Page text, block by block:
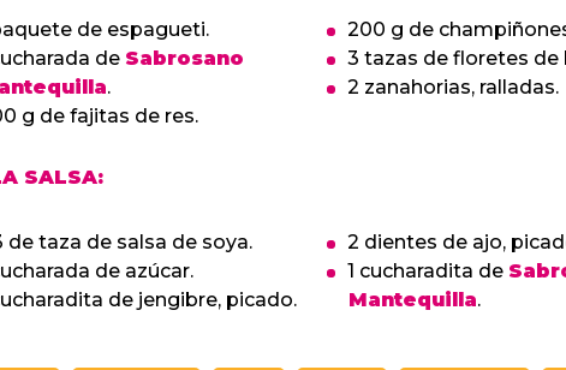
de espagueti.
de Sabrosano
.
g de fajitas de res.
200 g de
3 tazas de floretes de
2 zanahorias, ralladas.
SALSA:
de taza de salsa de soya.
de azúcar.
de jengibre, picado.
2 dientes de ajo,
1 cucharadita de
Mantequilla.